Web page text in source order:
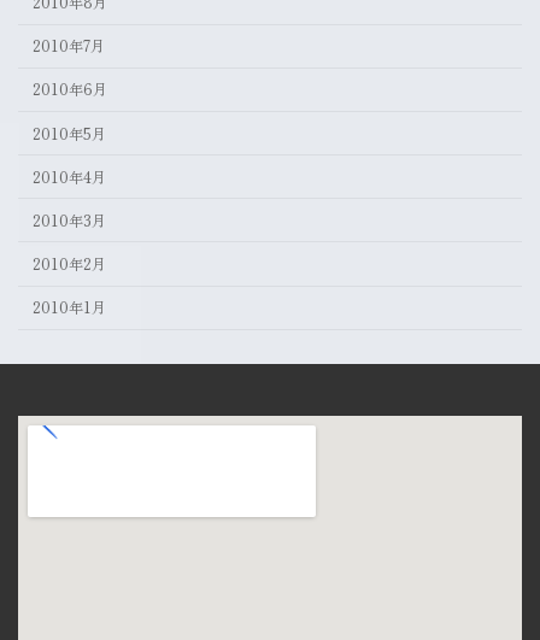
2010年7月
2010年6月
2010年5月
2010年4月
2010年3月
2010年2月
2010年1月